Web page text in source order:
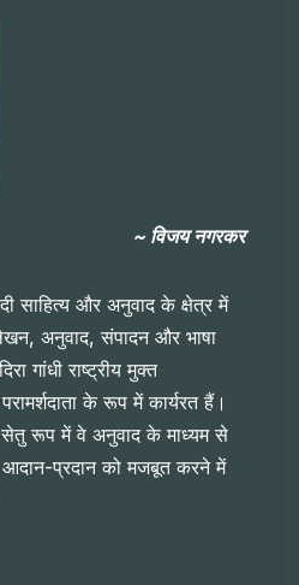
~ विजय नगरकर
साहित्य और अनुवाद के क्षेत्र में
अनुवाद, संपादन और भाषा
गांधी राष्ट्रीय मुक्त
के रूप में कार्यरत हैं।
सेतु रूप में वे अनुवाद के माध्यम से
प्रदान को मजबूत करने में